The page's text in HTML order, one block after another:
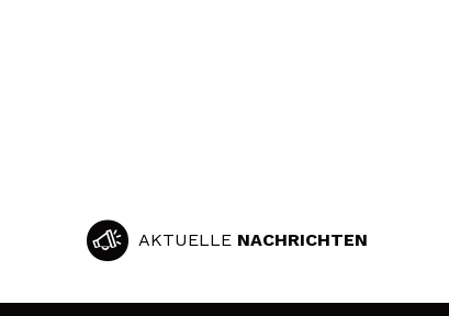
AKTUELLE NACHRICHTEN